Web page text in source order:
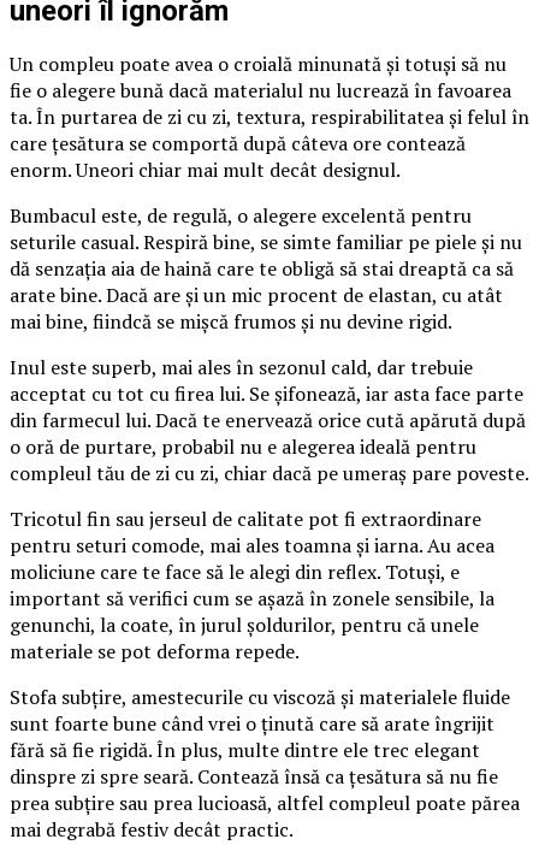
uneori îl ignorăm
Un compleu poate avea o croială minunată și totuși să nu
fie o alegere bună dacă materialul nu lucrează în favoarea
ta. În purtarea de zi cu zi, textura, respirabilitatea și felul în
care țesătura se comportă după câteva ore contează
enorm. Uneori chiar mai mult decât designul.
Bumbacul este, de regulă, o alegere excelentă pentru
seturile casual. Respiră bine, se simte familiar pe piele și nu
dă senzația aia de haină care te obligă să stai dreaptă ca să
arate bine. Dacă are și un mic procent de elastan, cu atât
mai bine, fiindcă se mișcă frumos și nu devine rigid.
Inul este superb, mai ales în sezonul cald, dar trebuie
acceptat cu tot cu firea lui. Se șifonează, iar asta face parte
din farmecul lui. Dacă te enervează orice cută apărută după
o oră de purtare, probabil nu e alegerea ideală pentru
compleul tău de zi cu zi, chiar dacă pe umeraș pare poveste.
Tricotul fin sau jerseul de calitate pot fi extraordinare
pentru seturi comode, mai ales toamna și iarna. Au acea
moliciune care te face să le alegi din reflex. Totuși, e
important să verifici cum se așază în zonele sensibile, la
genunchi, la coate, în jurul șoldurilor, pentru că unele
materiale se pot deforma repede.
Stofa subțire, amestecurile cu viscoză și materialele fluide
sunt foarte bune când vrei o ținută care să arate îngrijit
fără să fie rigidă. În plus, multe dintre ele trec elegant
dinspre zi spre seară. Contează însă ca țesătura să nu fie
prea subțire sau prea lucioasă, altfel compleul poate părea
mai degrabă festiv decât practic.